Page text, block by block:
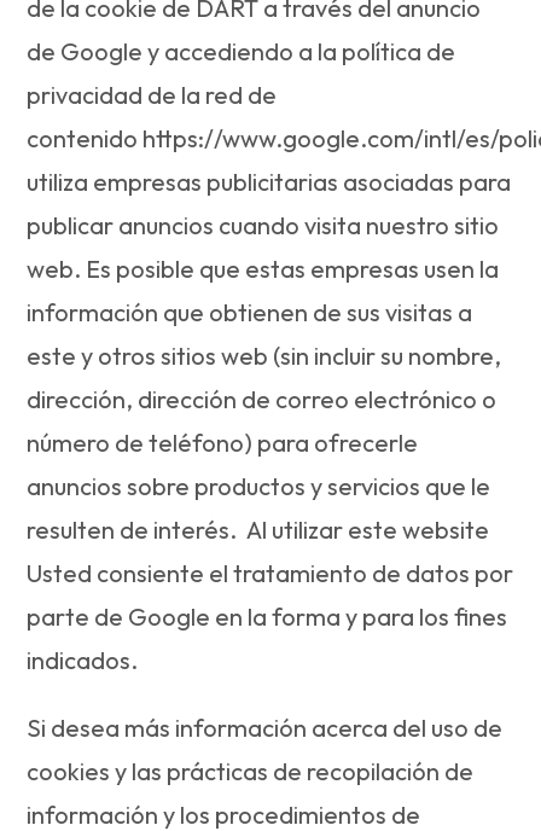
de la cookie de DART a través del anuncio
de Google y accediendo a la política de
privacidad de la red de
contenido https://www.google.com/intl/es/
utiliza empresas publicitarias asociadas para
publicar anuncios cuando visita nuestro sitio
web. Es posible que estas empresas usen la
información que obtienen de sus visitas a
este y otros sitios web (sin incluir su nombre,
dirección, dirección de correo electrónico o
número de teléfono) para ofrecerle
anuncios sobre productos y servicios que le
resulten de interés. Al utilizar este website
Usted consiente el tratamiento de datos por
parte de Google en la forma y para los fines
indicados.
Si desea más información acerca del uso de
cookies y las prácticas de recopilación de
información y los procedimientos de